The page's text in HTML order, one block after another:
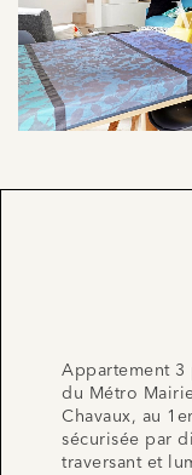
Appartement 3
du Métro
Chavaux, au
sécurisée par
traversant et